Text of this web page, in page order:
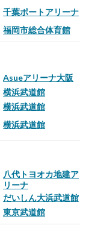
千葉ポートアリーナ
福岡市総合体育館
Asueアリーナ大阪
横浜武道館
横浜武道館
横浜武道館
八代トヨオカ地建ア
リーナ
だいしん大浜武道館
東京武道館